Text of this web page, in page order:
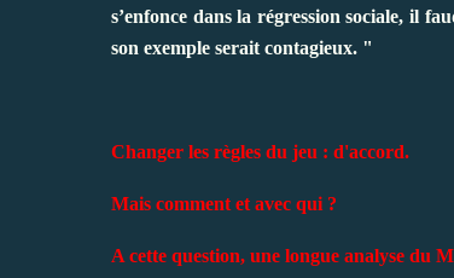
s’enfonce dans la régression sociale, il
son exemple serait contagieux. "
Changer les règles du jeu : d'accord.
Mais comment et avec qui ?
A cette question, une longue analyse du